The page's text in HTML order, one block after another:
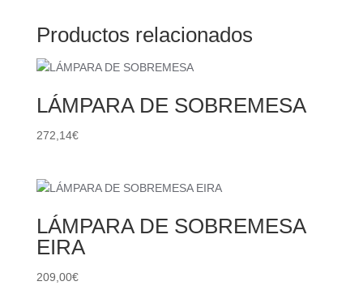
Productos relacionados
LÁMPARA DE SOBREMESA
272,14€
LÁMPARA DE SOBREMESA
EIRA
209,00€